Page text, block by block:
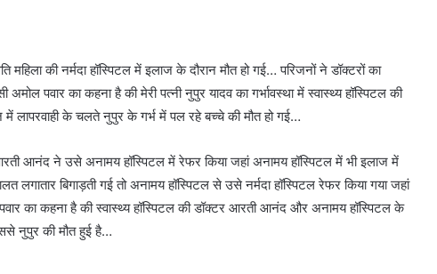
महिला की नर्मदा हॉस्पिटल में इलाज के दौरान मौत हो गई… परिजनों ने डॉक्टरों का
पवार का कहना है की मेरी पत्नी नुपुर यादव का गर्भावस्था में स्वास्थ्य हॉस्पिटल की
लापरवाही के चलते नुपुर के गर्भ में पल रहे बच्चे की मौत हो गई…
आनंद ने उसे अनामय हॉस्पिटल में रेफर किया जहां अनामय हॉस्पिटल में भी इलाज में
लगातार बिगाड़ती गई तो अनामय हॉस्पिटल से उसे नर्मदा हॉस्पिटल रेफर किया गया जहां
का कहना है की स्वास्थ्य हॉस्पिटल की डॉक्टर आरती आनंद और अनामय हॉस्पिटल के
नुपुर की मौत हुई है…